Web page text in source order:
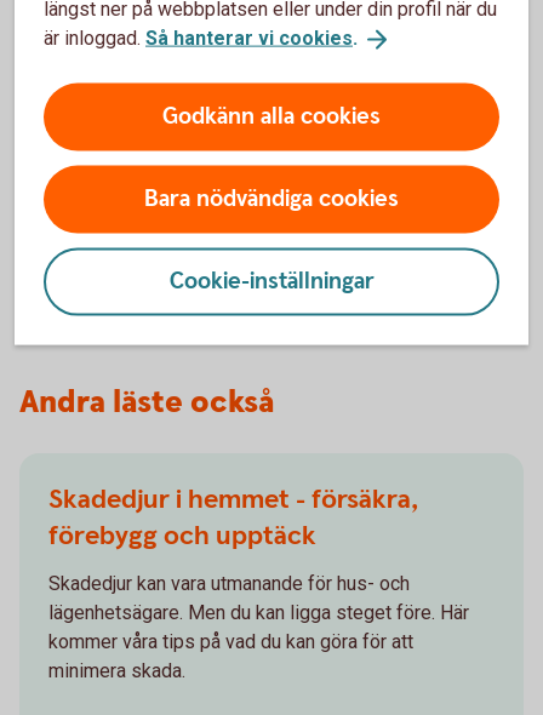
Skillnad mellan säkerhet och
katastrof
Genom att vidta dessa förebyggande åtgärder kan du
avsevärt minska risken för bränder och skydda liv och
egendom. Brandsäkerhet är en gemensam ansträngning
som kräver medvetenhet och engagemang från alla
medlemmar i hemmet. Ta inte lätt på dessa åtgärder – de
kan vara skillnaden mellan säkerhet och katastrof.
Andra läste också
Skadedjur i hemmet - försäkra,
förebygg och upptäck
Skadedjur kan vara utmanande för hus- och
lägenhetsägare. Men du kan ligga steget före. Här
kommer våra tips på vad du kan göra för att
minimera skada.
längst ner på webbplatsen eller under din profil när du
är inloggad. Så hanterar vi cookies.
Godkänn alla cookies
Bara nödvändiga cookies
Cookie-inställningar